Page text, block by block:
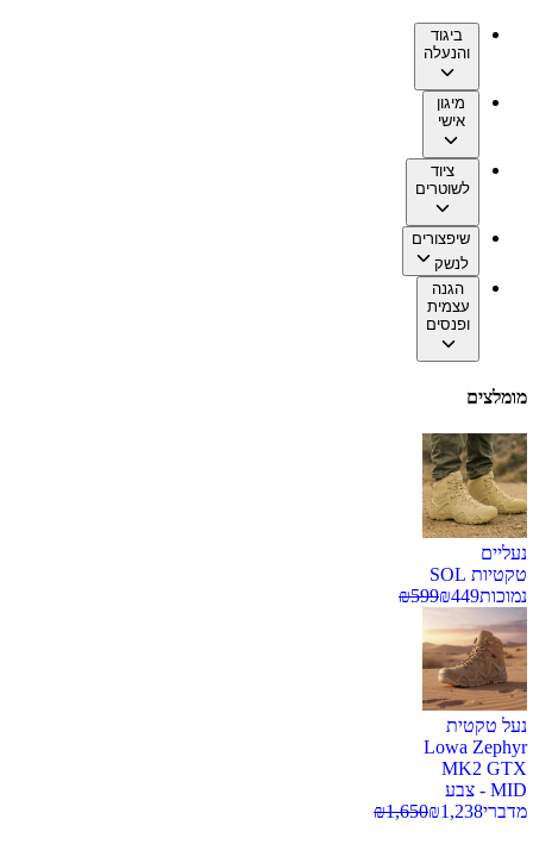
ביגוד
והנעלה
מיגון
אישי
ציוד
לשוטרים
שיפצורים
לנשק
הגנה
עצמית
ופנסים
מומלצים
נעליים
טקטיות SOL
נמוכות
₪449
₪599
נעל טקטית
Lowa Zephyr
MK2 GTX
MID - צבע
מדברי
₪1,238
₪1,650